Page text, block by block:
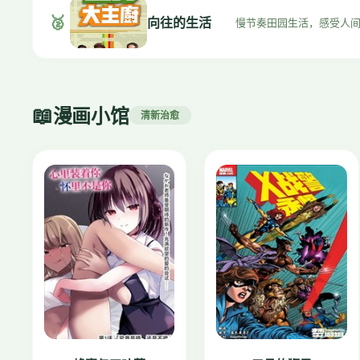
🥈 向往的生活 慢节奏田园生活，感受人间
📖漫画小馆 清新治愈